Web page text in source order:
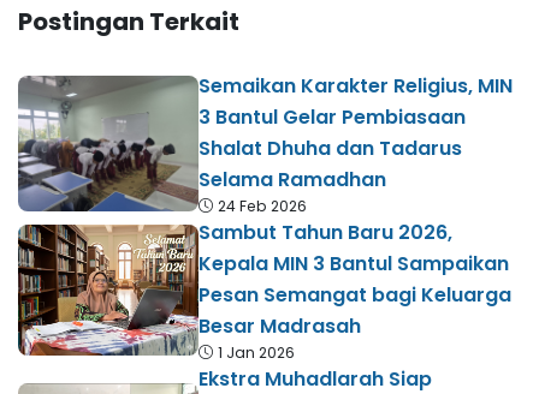
Postingan Terkait
Semaikan Karakter Religius, MIN
3 Bantul Gelar Pembiasaan
Shalat Dhuha dan Tadarus
Selama Ramadhan
24 Feb 2026
Sambut Tahun Baru 2026,
Kepala MIN 3 Bantul Sampaikan
Pesan Semangat bagi Keluarga
Besar Madrasah
1 Jan 2026
Ekstra Muhadlarah Siap